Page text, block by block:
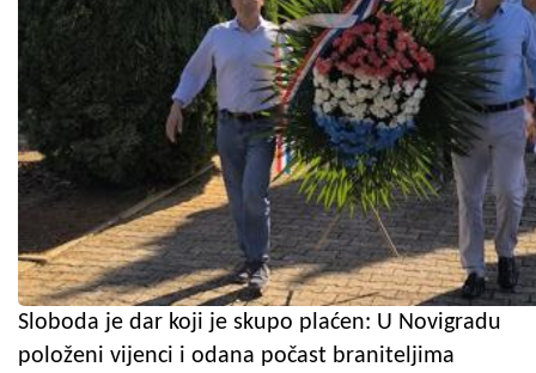
Sloboda je dar koji je skupo plaćen: U Novigradu
položeni vijenci i odana počast braniteljima